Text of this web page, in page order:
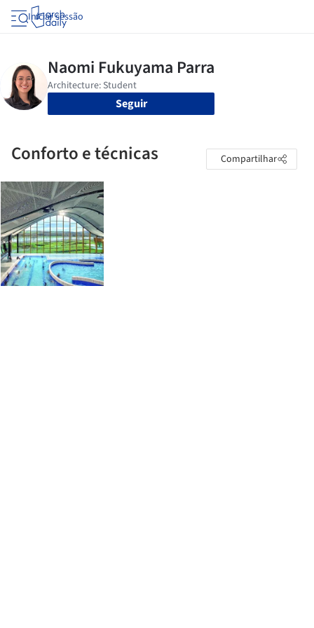
Iniciar sessão
Seguir
Conforto e técnicas Compartilhar